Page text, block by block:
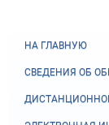
НА ГЛАВНУЮ
СВЕДЕНИЯ ОБ